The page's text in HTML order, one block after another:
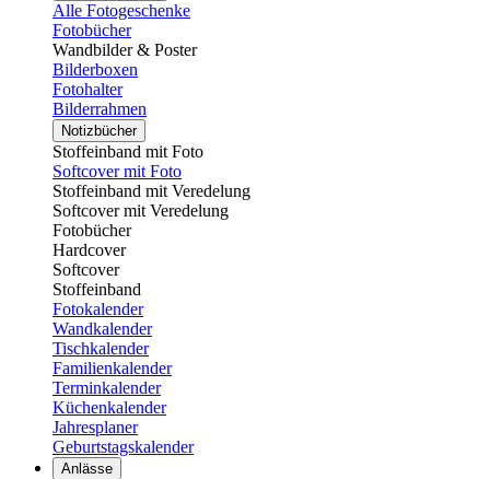
Alle Fotogeschenke
Fotobücher
Wandbilder & Poster
Bilderboxen
Fotohalter
Bilderrahmen
Notizbücher
Stoffeinband mit Foto
Softcover mit Foto
Stoffeinband mit Veredelung
Softcover mit Veredelung
Fotobücher
Hardcover
Softcover
Stoffeinband
Fotokalender
Wandkalender
Tischkalender
Familienkalender
Terminkalender
Küchenkalender
Jahresplaner
Geburtstagskalender
Anlässe